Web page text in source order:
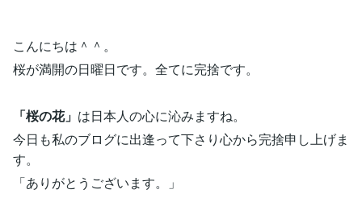
こんにちは＾＾。
桜が満開の日曜日です。全てに完捨です。
「桜の花」 は日本人の心に沁みますね。
今日も私のブログに出逢って下さり心から完捨申し上げま
す。
「ありがとうございます。」